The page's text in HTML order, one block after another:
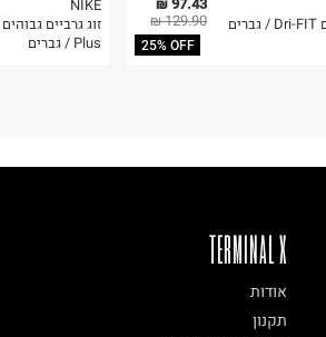
NIKE
Plus / גברים
97.43 ₪
129.90 ₪
25% OFF
TERMINAL X
אודות
תקנון